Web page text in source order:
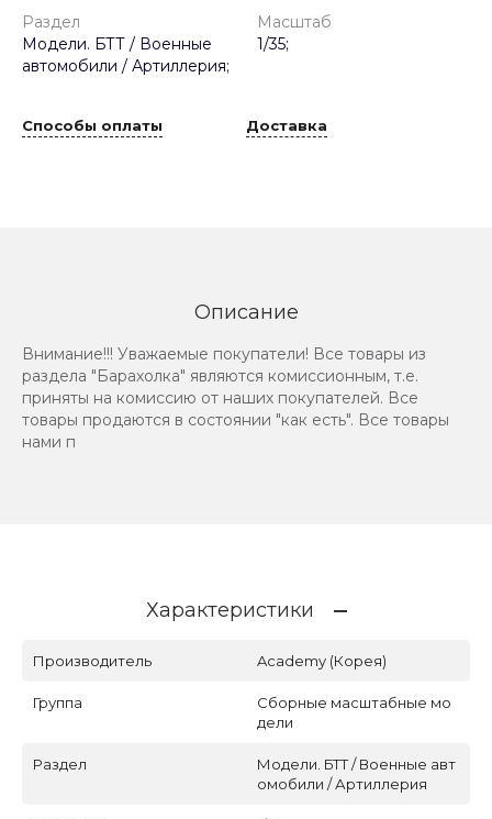
Раздел
Модели. БТТ / Военные
автомобили / Артиллерия;
Масштаб
1/35;
Способы оплаты Доставка
Описание
Внимание!!! Уважаемые покупатели! Все товары из
раздела "Барахолка" являются комиссионным, т.е.
приняты на комиссию от наших покупателей. Все
товары продаются в состоянии "как есть". Все товары
нами п
Характеристики
Производитель Academy (Корея)
Группа
Сборные масштабные мо
дели
Раздел
Модели. БТТ / Военные авт
омобили / Артиллерия